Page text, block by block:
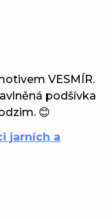
VESMÍR.
podšívka
😊
jarních a